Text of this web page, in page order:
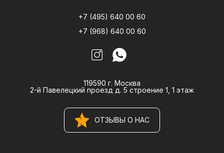
+7 (495) 640 00 60
+7 (968) 640 00 60
119590 г. Москва
2-й Павелецкий проезд д. 5 строение 1, 1 этаж
ОТЗЫВЫ О НАС